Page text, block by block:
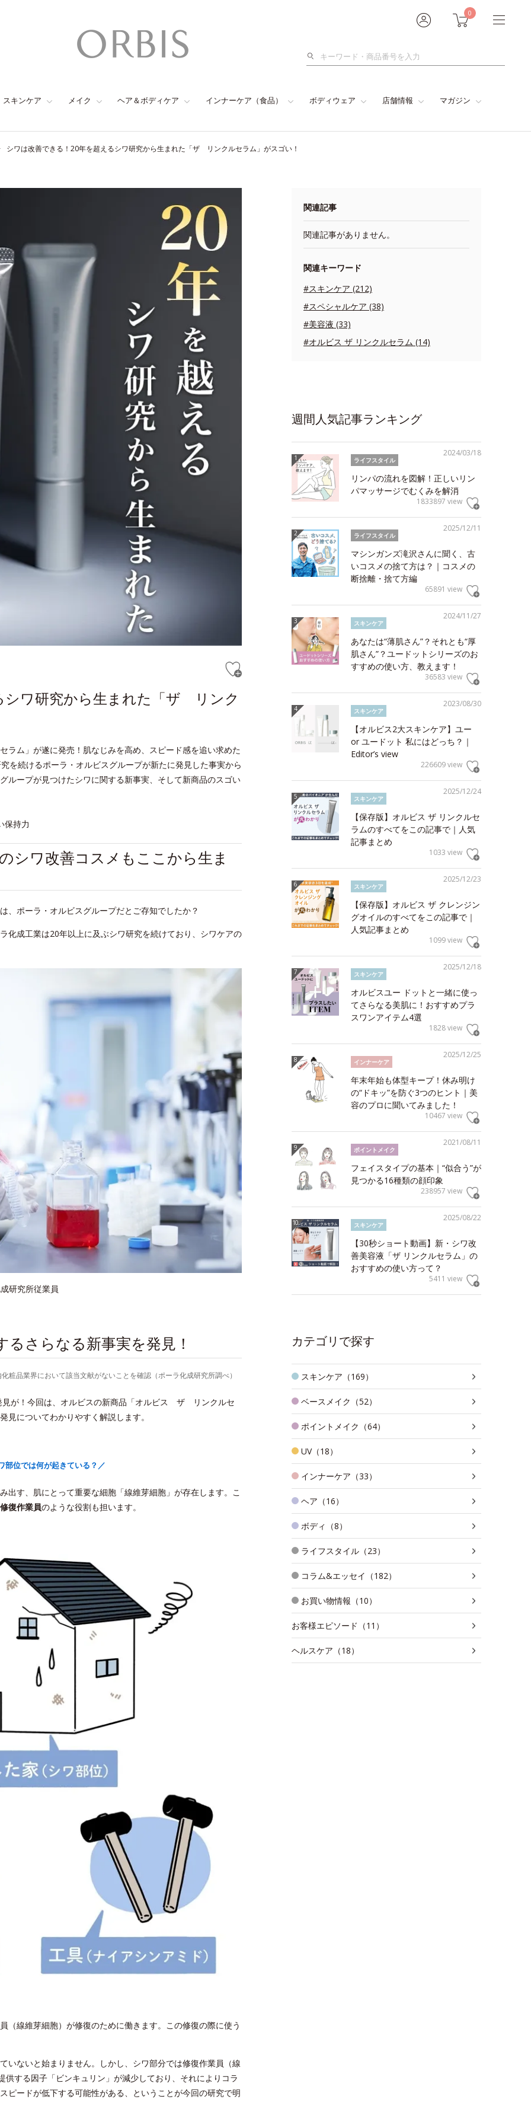
0
検
スキンケア メイク ヘア＆ボディケア インナーケア（食品） ボディウェア 店舗情報 マガジン
シワは改善できる！20年を超えるシワ研究から生まれた「ザ リンクルセラム」がスゴい！
シワ研究から生まれた「ザ リンク
ム」が遂に発売！肌なじみを高め、スピード感を追い求めた
を続けるポーラ・オルビスグループが新たに発見した事実から
ループが見つけたシワに関する新事実、そして新商品のスゴい
保持力
シワ改善コスメもここから生ま
、ポーラ・オルビスグループだとご存知でしたか？
化成工業は20年以上に及ぶシワ研究を続けており、シワケアの
研究所従業員
さらなる新事実を発見！
品業界において該当文献がないことを確認（ポーラ化成研究所調べ）
見が！今回は、オルビスの新商品「オルビス ザ リンクルセ
についてわかりやすく解説します。
部位では何が起きている？／
出す、肌にとって重要な細胞「線維芽細胞」が存在します。こ
修復作業員のような役割も担います。
（線維芽細胞）が修復のために働きます。この修復の際に使う
いないと始まりません。しかし、シワ部分では修復作業員（線
する因子「ビンキュリン」が減少しており、それによりコラ
ピードが低下する可能性がある、ということが今回の研究で明
関連記事
関連記事がありません。
関連キーワード
#スキンケア (212)
#スペシャルケア (38)
#美容液 (33)
#オルビス ザ リンクルセラム (14)
週間人気記事ランキング
2024/03/18
ライフスタイル
リンパの流れを図解！正しいリン
パマッサージでむくみを解消
1833897 view
2025/12/11
ライフスタイル
マシンガンズ滝沢さんに聞く、古
いコスメの捨て方は？｜コスメの
断捨離・捨て方編
65891 view
2024/11/27
スキンケア
あなたは“薄肌さん”？それとも“厚
肌さん”？ユードットシリーズのお
すすめの使い方、教えます！
36583 view
2023/08/30
スキンケア
【オルビス2大スキンケア】ユー
or ユードット 私にはどっち？｜
Editor’s view
226609 view
2025/12/24
スキンケア
【保存版】オルビス ザ リンクルセ
ラムのすべてをこの記事で｜人気
記事まとめ
1033 view
2025/12/23
スキンケア
【保存版】オルビス ザ クレンジン
グオイルのすべてをこの記事で｜
人気記事まとめ
1099 view
2025/12/18
スキンケア
オルビスユー ドットと一緒に使っ
てさらなる美肌に！おすすめプラ
スワンアイテム4選
1828 view
2025/12/25
インナーケア
年末年始も体型キープ！休み明け
の“ドキッ”を防ぐ3つのヒント｜美
容のプロに聞いてみました！
10467 view
2021/08/11
ポイントメイク
フェイスタイプの基本｜“似合う”が
見つかる16種類の顔印象
238957 view
2025/08/22
スキンケア
【30秒ショート動画】新・シワ改
善美容液「ザ リンクルセラム」の
おすすめの使い方って？
5411 view
カテゴリで探す
スキンケア（169）
ベースメイク（52）
ポイントメイク（64）
UV（18）
インナーケア（33）
ヘア（16）
ボディ（8）
ライフスタイル（23）
コラム&エッセイ（182）
お買い物情報（10）
お客様エピソード（11）
ヘルスケア（18）